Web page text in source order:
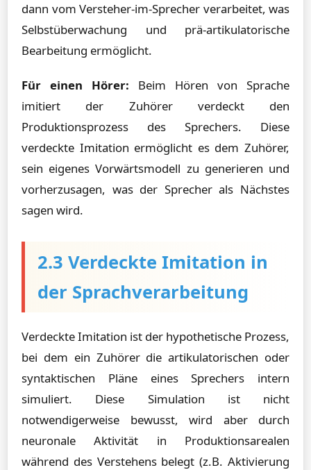
dann vom Versteher-im-Sprecher verarbeitet, was
Selbstüberwachung und prä-artikulatorische
Bearbeitung ermöglicht.
Für einen Hörer: Beim Hören von Sprache
imitiert der Zuhörer verdeckt den
Produktionsprozess des Sprechers. Diese
verdeckte Imitation ermöglicht es dem Zuhörer,
sein eigenes Vorwärtsmodell zu generieren und
vorherzusagen, was der Sprecher als Nächstes
sagen wird.
2.3 Verdeckte Imitation in
der Sprachverarbeitung
Verdeckte Imitation ist der hypothetische Prozess,
bei dem ein Zuhörer die artikulatorischen oder
syntaktischen Pläne eines Sprechers intern
simuliert. Diese Simulation ist nicht
notwendigerweise bewusst, wird aber durch
neuronale Aktivität in Produktionsarealen
während des Verstehens belegt (z.B. Aktivierung